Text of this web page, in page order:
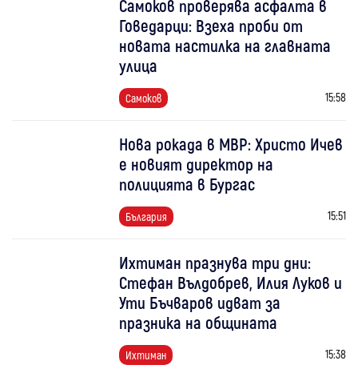
Самоков проверява асфалта в
Говедарци: Взеха проби от
новата настилка на главната
улица
Самоков 15:58
Нова рокада в МВР: Христо Ичев
е новият директор на
полицията в Бургас
България 15:51
Ихтиман празнува три дни:
Стефан Вълдобрев, Илия Луков и
Ути Бъчваров идват за
празника на общината
Ихтиман 15:38